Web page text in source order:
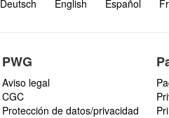
Deutsch English Español
PWG
Aviso legal
CGC
Protección de datos/privacidad